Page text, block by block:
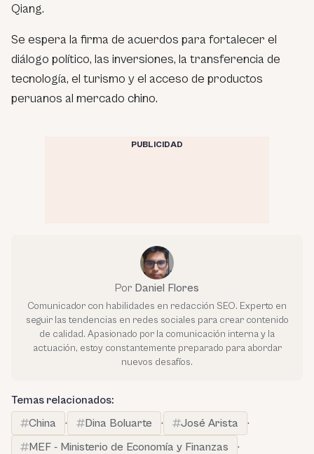
Qiang.
Se espera la firma de acuerdos para fortalecer el
diálogo político, las inversiones, la transferencia de
tecnología, el turismo y el acceso de productos
peruanos al mercado chino.
PUBLICIDAD
Por Daniel Flores
Comunicador con habilidades en redacción SEO. Experto en
seguir las tendencias en redes sociales para crear contenido
de calidad. Apasionado por la comunicación interna y la
actuación, estoy constantemente preparado para abordar
nuevos desafíos.
Temas relacionados:
China
· Dina Boluarte · José Arista
·
MEF - Ministerio de Economía y Finanzas
·